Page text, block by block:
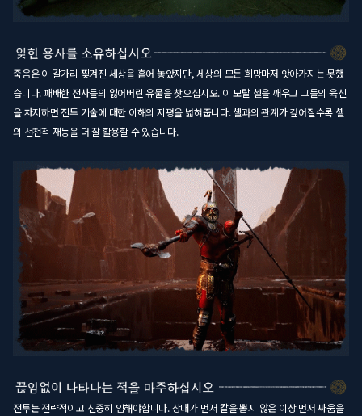
죽음은 이 갈가리 찢겨진 세상을 흩어 놓았지만, 세상의 모든 희망마저 앗아가지는 못했
습니다. 패배한 전사들의 잃어버린 유물을 찾으십시오. 이 모탈 셸을 깨우고 그들의 육신
을 차지하면 전투 기술에 대한 이해의 지평을 넓혀줍니다. 셸과의 관계가 깊어질수록 셸
의 선천적 재능을 더 잘 활용할 수 있습니다.
전투는 전략적이고 신중히 임해야합니다. 상대가 먼저 칼을 뽑지 않은 이상 먼저 싸움을